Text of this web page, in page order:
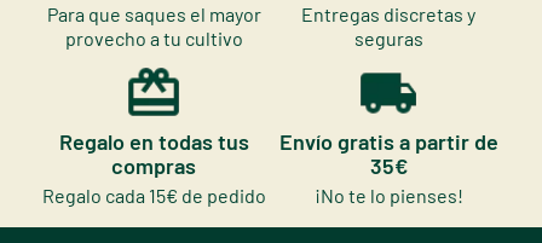
Para que saques el mayor
provecho a tu cultivo
Entregas discretas y
seguras
Regalo en todas tus
compras
Regalo cada 15€ de pedido
Envío gratis a partir de
35€
¡No te lo pienses!